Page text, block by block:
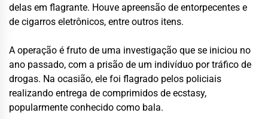
delas em flagrante. Houve apreensão de entorpecentes e
de cigarros eletrônicos, entre outros itens.
A operação é fruto de uma investigação que se iniciou no
ano passado, com a prisão de um indivíduo por tráfico de
drogas. Na ocasião, ele foi flagrado pelos policiais
realizando entrega de comprimidos de ecstasy,
popularmente conhecido como bala.